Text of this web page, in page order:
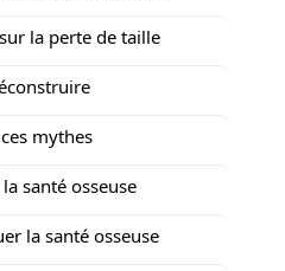
la perte de taille
mythes
santé osseuse
la santé osseuse